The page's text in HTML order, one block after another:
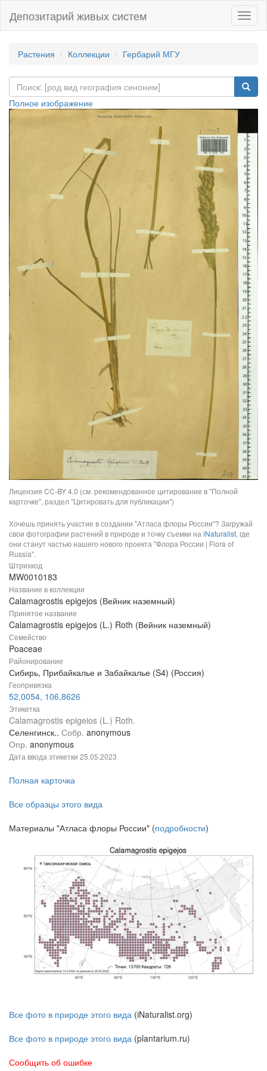
Депозитарий живых систем
Растения Коллекции Гербарий МГУ
Полное изображение
Лицензия CC-BY 4.0 (см. рекомендованное цитирование в "Полной
карточке", раздел "Цитировать для публикации")
Хочешь принять участие в создании "Атласа флоры России"? Загружай
свои фотографии растений в природе и точку съемки на iNaturalist, где
они станут частью нашего нового проекта "Флора России | Flora of
Russia".
Штрихкод
MW0010183
Название в коллекции
Calamagrostis epigejos (Вейник наземный)
Принятое название
Calamagrostis epigejos (L.) Roth (Вейник наземный)
Семейство
Poaceae
Районирование
Сибирь, Прибайкалье и Забайкалье (S4) (Россия)
Геопривязка
52,0054, 106,8626
Этикетка
Calamagrostis epigeios (L.) Roth.
Селенгинск.. Собр. anonymous
Опр. anonymous
Дата ввода этикетки 25.05.2023
Полная карточка
Все образцы этого вида
Материалы "Атласа флоры России" (подробности)
Все фото в природе этого вида (iNaturalist.org)
Все фото в природе этого вида (plantarium.ru)
Сообщить об ошибке